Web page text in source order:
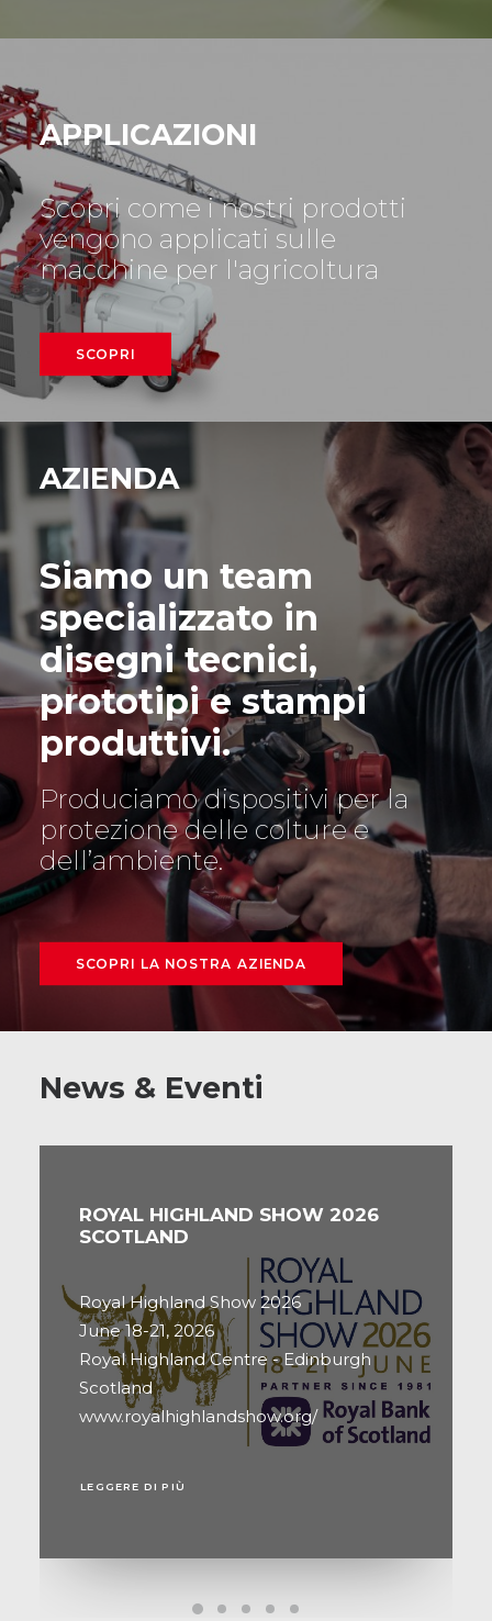
APPLICAZIONI
Scopri come i nostri prodotti
vengono applicati sulle
macchine per l'agricoltura
SCOPRI
AZIENDA
Siamo un team
specializzato in
disegni tecnici,
prototipi e stampi
produttivi.
Produciamo dispositivi per la
protezione delle colture e
dell’ambiente.
SCOPRI LA NOSTRA AZIENDA
News & Eventi
CEREALS 2026 UK
Cereals 2026
June 10-11, 2026
Diddly Squat Farm
Oxfordshire - UK
www.thecerealsevent.co.uk/